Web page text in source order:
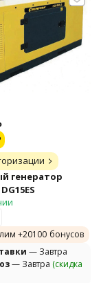
генератор
+20100 бонусов
— Завтра
— Завтра (скидка